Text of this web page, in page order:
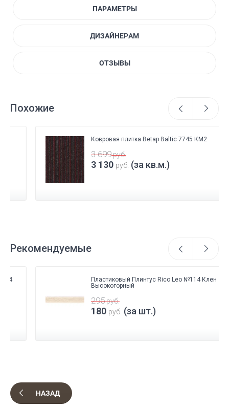
ПАРАМЕТРЫ
ДИЗАЙНЕРАМ
ОТЗЫВЫ
Похожие
Ковровая плитка Betap Baltic 7745 КМ2
3 699 руб.
3 130 руб. (за кв.м.)
Рекомендуемые
Пластиковый Плинтус Rico Leo №114 Клен
Высокогорный
295руб.
руб. (за шт.)
НАЗАД